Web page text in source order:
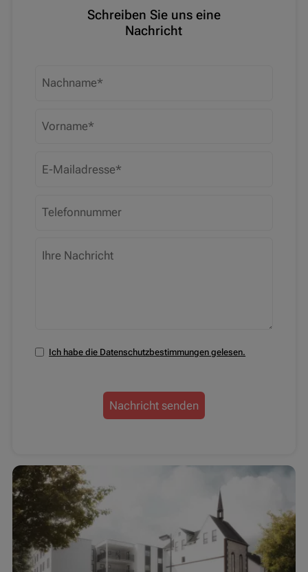
Schreiben Sie uns eine
Nachricht
Ich habe die Datenschutzbestimmungen gelesen.
Nachricht senden